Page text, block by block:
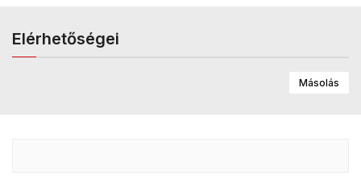
Elérhetőségei
Másolás